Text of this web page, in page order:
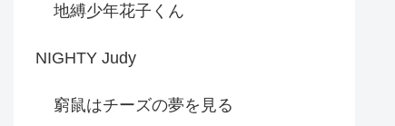
地縛少年花子くん
NIGHTY Judy
窮鼠はチーズの夢を見る